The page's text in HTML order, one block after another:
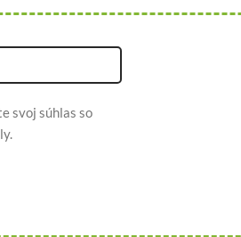
svoj súhlas so